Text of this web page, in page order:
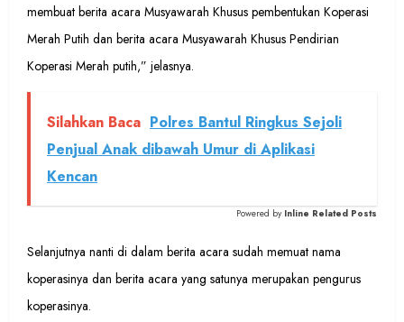
membuat berita acara Musyawarah Khusus pembentukan Koperasi
Merah Putih dan berita acara Musyawarah Khusus Pendirian
Koperasi Merah putih,” jelasnya.
Silahkan Baca Polres Bantul Ringkus Sejoli
Penjual Anak dibawah Umur di Aplikasi
Kencan
Powered by Inline Related Posts
Selanjutnya nanti di dalam berita acara sudah memuat nama
koperasinya dan berita acara yang satunya merupakan pengurus
koperasinya.